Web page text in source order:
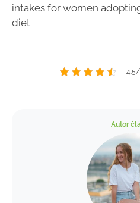
intakes for women
diet
4.5/
Autor